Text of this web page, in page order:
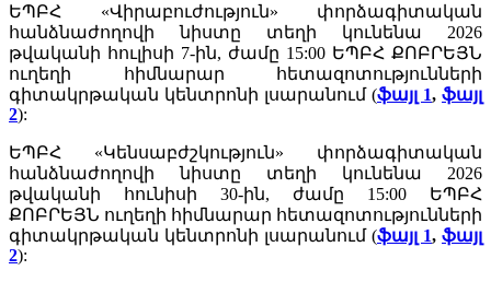
ԵՊԲՀ «Վիրաբուժություն» փորձագիտական
հանձնաժողովի նիստը տեղի կունենա 2026
թվականի հուլիսի 7-ին, ժամը 15:00 ԵՊԲՀ ՔՈԲՐԵՅՆ
ուղեղի հիմնարար հետազոտությունների
գիտակրթական կենտրոնի լսարանում (ֆայլ 1, ֆայլ
2):
ԵՊԲՀ «Կենսաբժշկություն» փորձագիտական
հանձնաժողովի նիստը տեղի կունենա 2026
թվականի հունիսի 30-ին, ժամը 15:00 ԵՊԲՀ
ՔՈԲՐԵՅՆ ուղեղի հիմնարար հետազոտությունների
գիտակրթական կենտրոնի լսարանում (ֆայլ 1, ֆայլ
2):